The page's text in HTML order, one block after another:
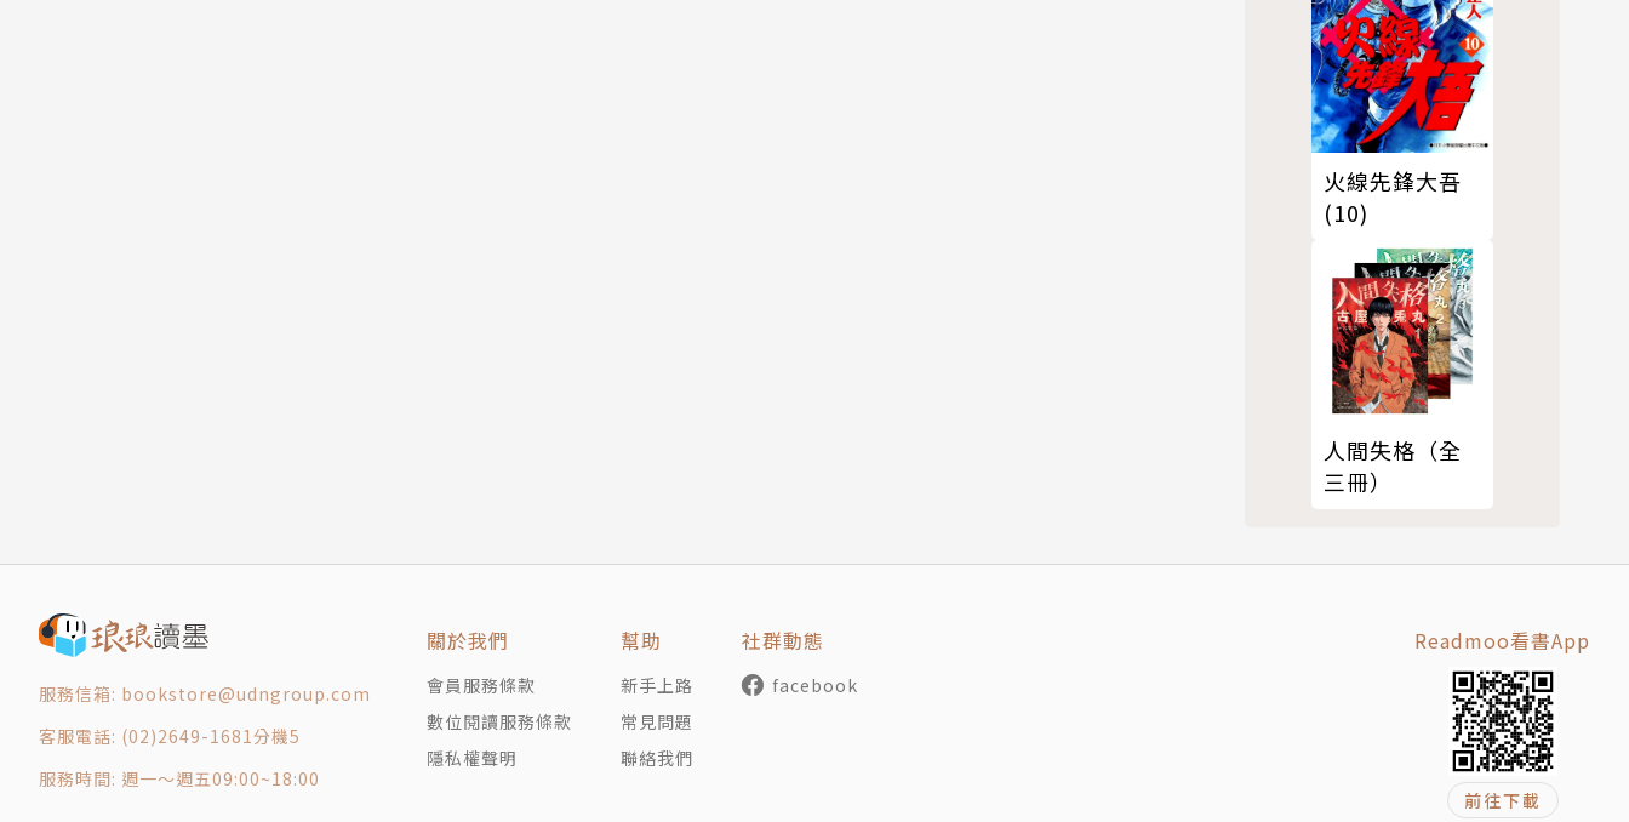
火線先鋒大吾
(10)
人間失格（全
三冊）
服務信箱: bookstore@udngroup.com
客服電話: (02)2649-1681分機5
服務時間: 週一～週五09:00~18:00
關於我們
會員服務條款
數位閱讀服務條款
隱私權聲明
幫助
新手上路
常見問題
聯絡我們
社群動態
facebook
Readmoo看書App
前往下載